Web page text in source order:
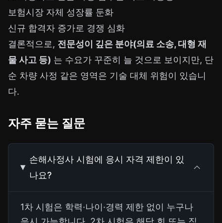
보험시장 자체 성장률 둔화
신규 합격자 증가로 경쟁 심화
결론적으로, 전문성이 깊은 분야(의료 소송, 대형 재
물 사고 등) 는 수요가 꾸준히 늘 것으로 보이지만, 단
순 차량 사정 같은 영역은 기술 대체 위험이 있습니
다.
자주 묻는 질문
손해사정사 시험에 응시 자격 제한이 있
나요?
1차 시험은 학력·나이·경력 제한 없이 누구나